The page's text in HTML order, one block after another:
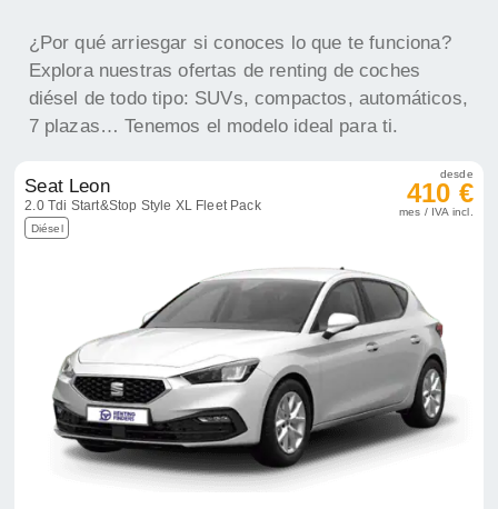
¿Por qué arriesgar si conoces lo que te funciona?
Explora nuestras ofertas de renting de coches
diésel de todo tipo: SUVs, compactos, automáticos,
7 plazas… Tenemos el modelo ideal para ti.
Seat Leon
2.0 Tdi Start&Stop Style XL Fleet Pack
Diésel
desde
410 €
mes / IVA incl.